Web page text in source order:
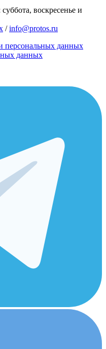
воскресенье и
/info@protos.ru
персональных данных
данных